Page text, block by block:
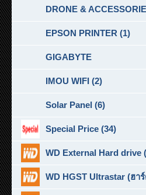
DRONE &
EPSON PRINTER (1)
GIGABYTE
IMOU WIFI (2)
Solar Panel (6)
Special Price (34)
WD External Hard drive
WD HGST Ultrastar (ฮา